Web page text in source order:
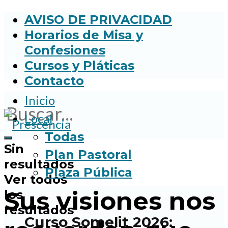
AVISO DE PRIVACIDAD
Horarios de Misa y
Confesiones
Cursos y Pláticas
Contacto
Sin
resultados
Ver todos
los
resultados
Inicio
Local
Todas
Plan Pastoral
Plaza Pública
Curso Somelit 2026:
Sus visiones nos